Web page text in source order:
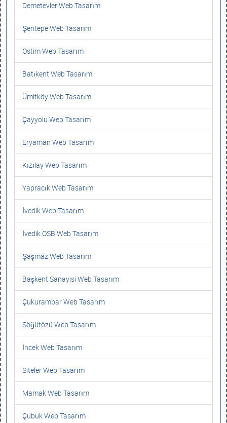
Demetevler Web Tasarım
Şentepe Web Tasarım
Ostim Web Tasarım
Batıkent Web Tasarım
Ümitköy Web Tasarım
Çayyolu Web Tasarım
Eryaman Web Tasarım
Kızılay Web Tasarım
Yapracık Web Tasarım
İvedik Web Tasarım
İvedik OSB Web Tasarım
Şaşmaz Web Tasarım
Başkent Sanayisi Web Tasarım
Çukurambar Web Tasarım
Söğütözü Web Tasarım
İncek Web Tasarım
Siteler Web Tasarım
Mamak Web Tasarım
Çubuk Web Tasarım